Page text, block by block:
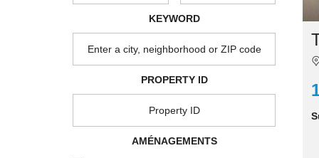
KEYWORD
PROPERTY ID
AMÉNAGEMENTS